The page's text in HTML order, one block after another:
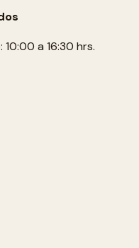
a 16:30 hrs.